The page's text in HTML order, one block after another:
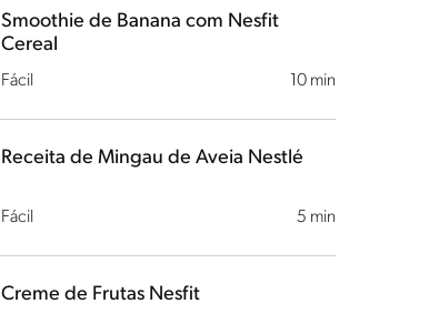
Fácil 10 min
Smoothie de Banana com Nesfit
Cereal
Fácil 5 min
Receita de Mingau de Aveia Nestlé
Creme de Frutas Nesfit